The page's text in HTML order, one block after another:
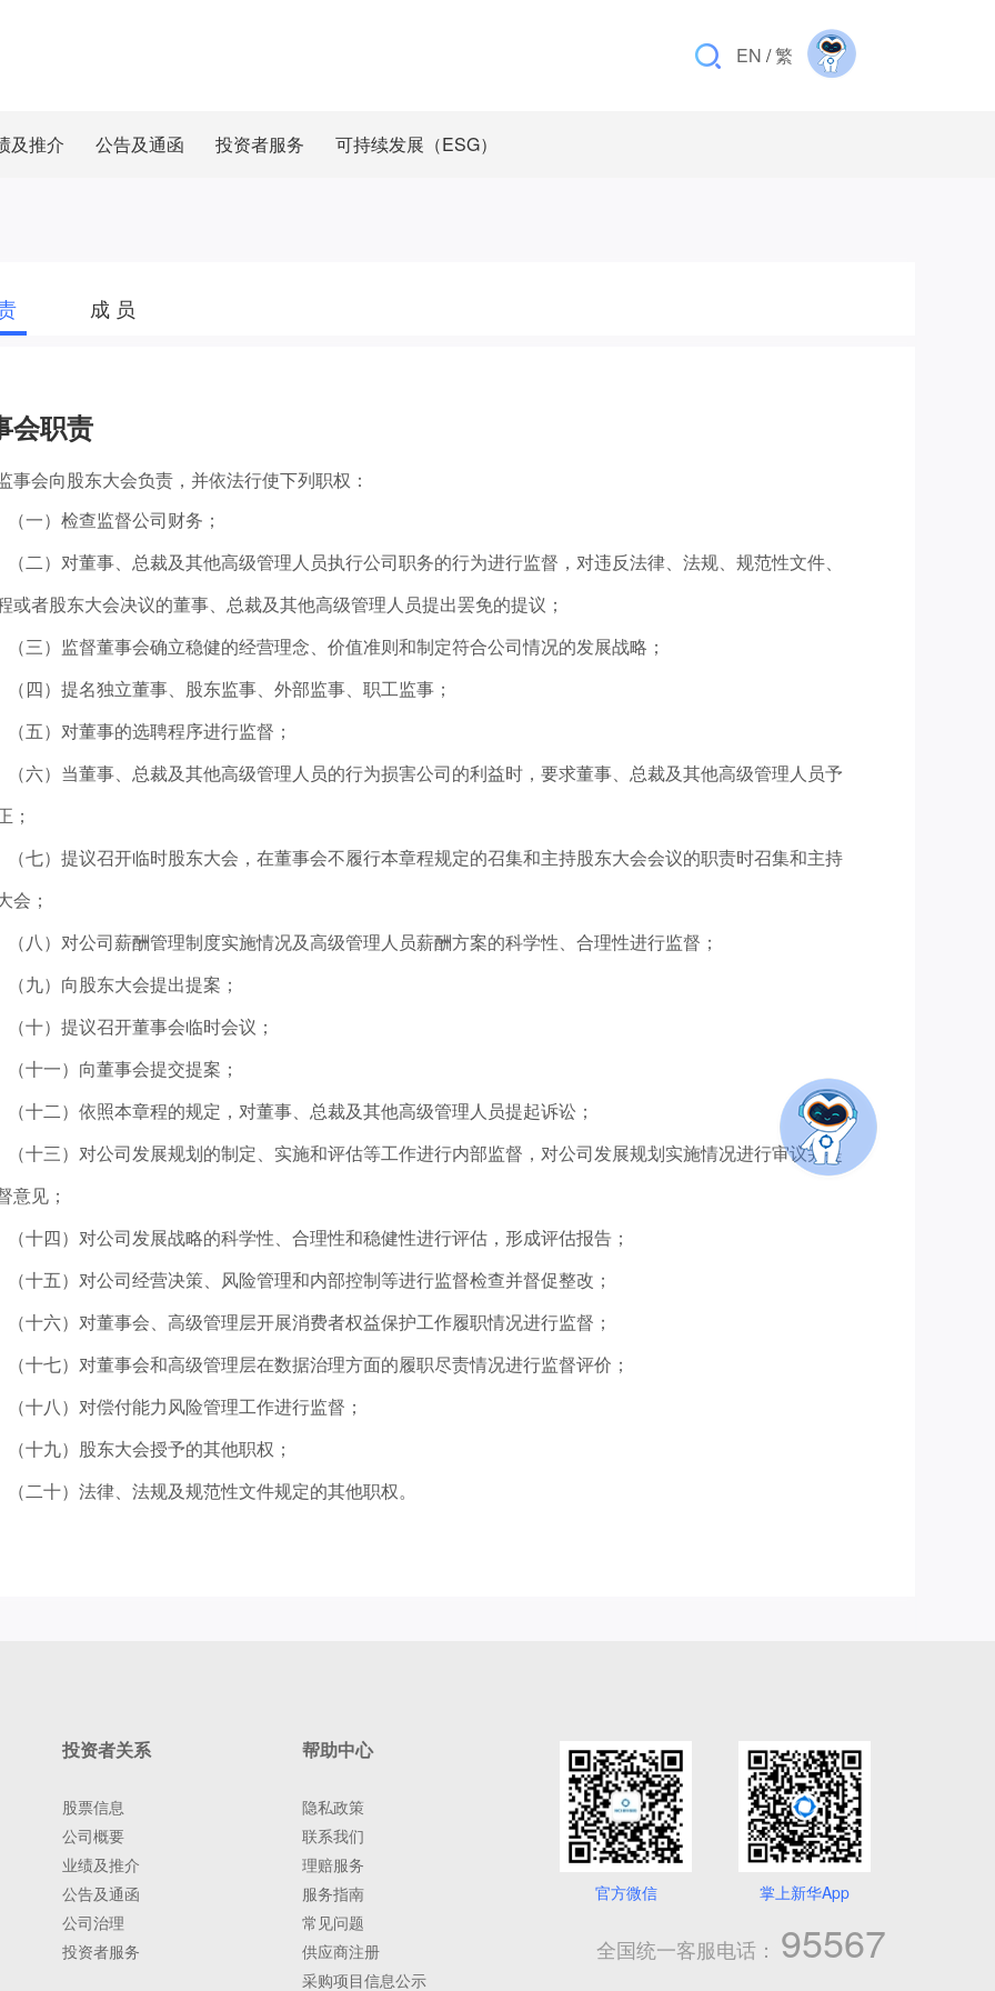
EN /繁
及推介 公告及通函 投资者服务 可持续发展（ESG）
成 员
会职责
事会向股东大会负责，并依法行使下列职权：
（一）检查监督公司财务；
（二）对董事、总裁及其他高级管理人员执行公司职务的行为进行监督，对违反法律、法规、规范性文件、
或者股东大会决议的董事、总裁及其他高级管理人员提出罢免的提议；
（三）监督董事会确立稳健的经营理念、价值准则和制定符合公司情况的发展战略；
（四）提名独立董事、股东监事、外部监事、职工监事；
（五）对董事的选聘程序进行监督；
（六）当董事、总裁及其他高级管理人员的行为损害公司的利益时，要求董事、总裁及其他高级管理人员予
；
（七）提议召开临时股东大会，在董事会不履行本章程规定的召集和主持股东大会会议的职责时召集和主持
会；
（八）对公司薪酬管理制度实施情况及高级管理人员薪酬方案的科学性、合理性进行监督；
（九）向股东大会提出提案；
（十）提议召开董事会临时会议；
（十一）向董事会提交提案；
（十二）依照本章程的规定，对董事、总裁及其他高级管理人员提起诉讼；
（十三）对公司发展规划的制定、实施和评估等工作进行内部监督，对公司发展规划实施情况进行审议并提
意见；
（十四）对公司发展战略的科学性、合理性和稳健性进行评估，形成评估报告；
（十五）对公司经营决策、风险管理和内部控制等进行监督检查并督促整改；
（十六）对董事会、高级管理层开展消费者权益保护工作履职情况进行监督；
（十七）对董事会和高级管理层在数据治理方面的履职尽责情况进行监督评价；
（十八）对偿付能力风险管理工作进行监督；
（十九）股东大会授予的其他职权；
（二十）法律、法规及规范性文件规定的其他职权。
官方微信 掌上新华App
全国统一客服电话： 95567
投资者关系
股票信息
公司概要
业绩及推介
公告及通函
公司治理
投资者服务
帮助中心
隐私政策
联系我们
理赔服务
服务指南
常见问题
供应商注册
采购项目信息公示